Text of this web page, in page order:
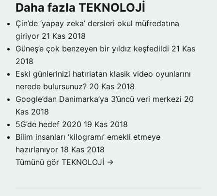
Daha fazla TEKNOLOJİ
Çin’de ‘yapay zeka’ dersleri okul müfredatına
giriyor 21 Kas 2018
Güneş’e çok benzeyen bir yıldız keşfedildi 21 Kas
2018
Eski günlerinizi hatırlatan klasik video oyunlarını
nerede bulursunuz? 20 Kas 2018
Google’dan Danimarka’ya 3’üncü veri merkezi 20
Kas 2018
5G’de hedef 2020 19 Kas 2018
Bilim insanları ‘kilogramı’ emekli etmeye
hazırlanıyor 18 Kas 2018
Tümünü gör TEKNOLOJİ →